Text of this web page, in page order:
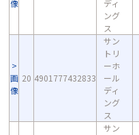
像
ディ
ング
ス
画
像
20 4901777432833
サン
トリ
ーホ
ール
ディ
ング
ス
サン